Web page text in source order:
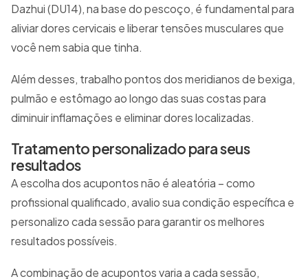
Dazhui (DU14), na base do pescoço, é fundamental para
aliviar dores cervicais e liberar tensões musculares que
você nem sabia que tinha.
Além desses, trabalho pontos dos meridianos de bexiga,
pulmão e estômago ao longo das suas costas para
diminuir inflamações e eliminar dores localizadas.
Tratamento personalizado para seus
resultados
A escolha dos acupontos não é aleatória – como
profissional qualificado, avalio sua condição específica e
personalizo cada sessão para garantir os melhores
resultados possíveis.
A combinação de acupontos varia a cada sessão,